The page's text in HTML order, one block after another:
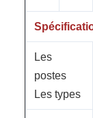
Les
postes
Les types